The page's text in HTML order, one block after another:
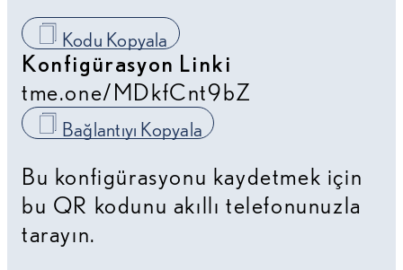
Kodu Kopyala
Konfigürasyon Linki
Konfigürasyon Kodunuz:
tme.one/MDkfCnt9bZ
Bağlantıyı Kopyala
Bu konfigürasyonu kaydetmek için
bu QR kodunu akıllı telefonunuzla
tarayın.